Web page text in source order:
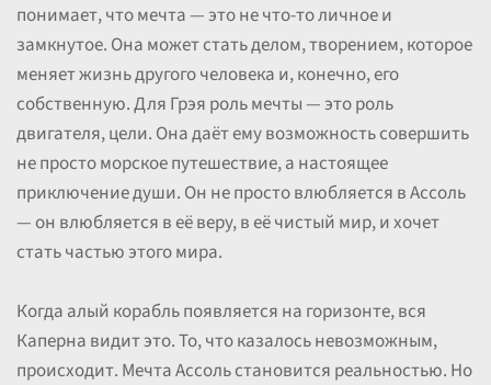
понимает, что мечта — это не что-то личное и
замкнутое. Она может стать делом, творением, которое
меняет жизнь другого человека и, конечно, его
собственную. Для Грэя роль мечты — это роль
двигателя, цели. Она даёт ему возможность совершить
не просто морское путешествие, а настоящее
приключение души. Он не просто влюбляется в Ассоль
— он влюбляется в её веру, в её чистый мир, и хочет
стать частью этого мира.
Когда алый корабль появляется на горизонте, вся
Каперна видит это. То, что казалось невозможным,
происходит. Мечта Ассоль становится реальностью. Но